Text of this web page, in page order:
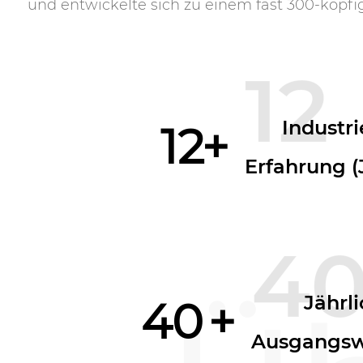
und entwickelte sich zu einem fast 300-
12+
Erfahrung
12
40+